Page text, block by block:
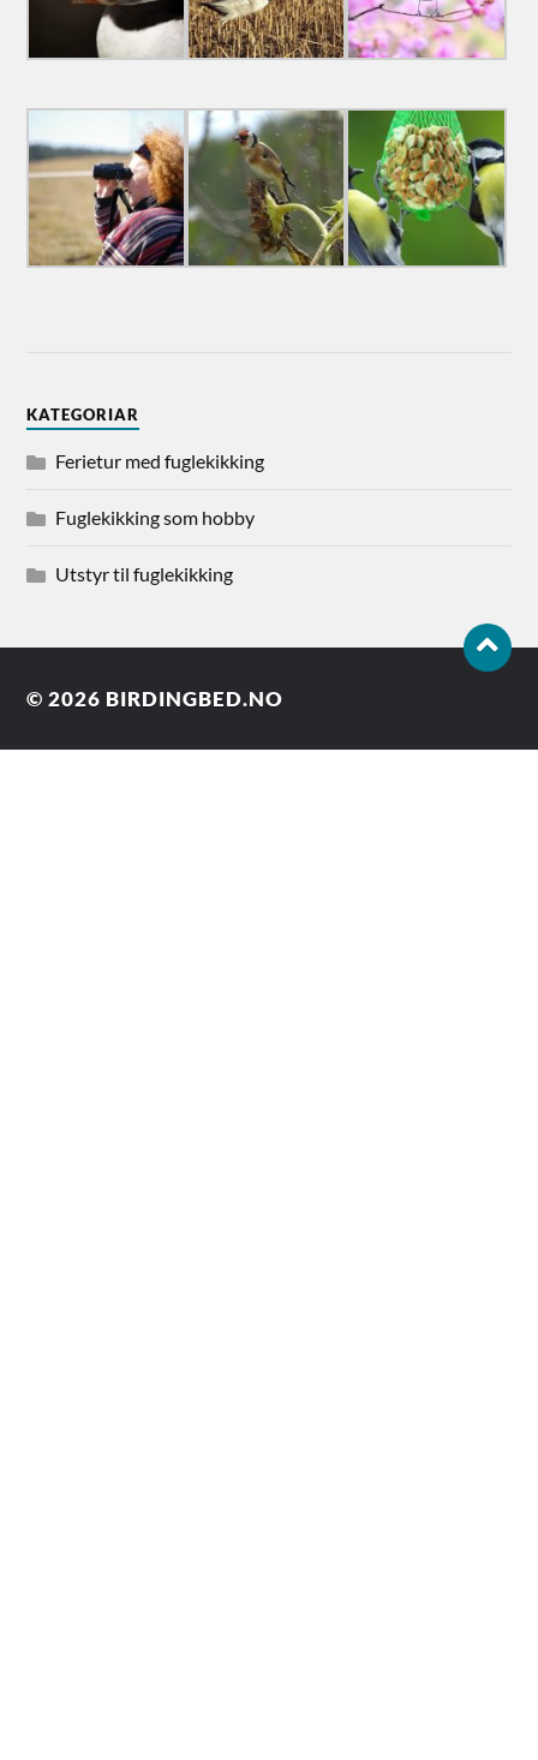
KATEGORIAR
Ferietur med fuglekikking
Fuglekikking som hobby
Utstyr til fuglekikking
© 2026 BIRDINGBED.NO